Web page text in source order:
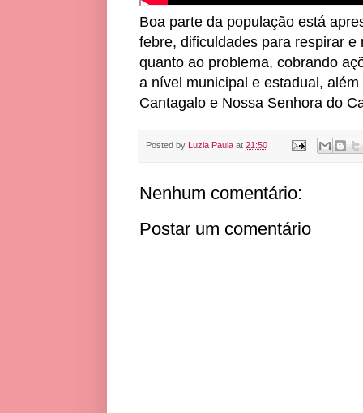
Boa parte da população está
febre, dificuldades para respirar
quanto ao problema, cobrando
a nível municipal e estadual,
Cantagalo e Nossa Senhora do
Posted by Luzia Paula at 21:50
Nenhum comentário:
Postar um comentário